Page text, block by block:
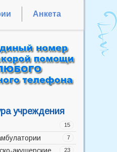
Анкета
учреждения
15
7
23